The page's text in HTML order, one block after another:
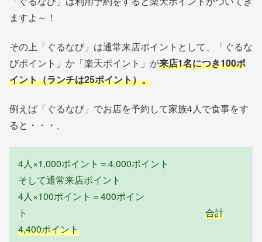
ますよ～！
その上「ぐるなび」は通常来店ポイントとして、「ぐるな
びポイント」か「楽天ポイント」が来店1名につき100ポ
イント（ランチは25ポイント）。
例えば「ぐるなび」でお店を予約して家族4人で食事をす
ると・・・、
4人×1,000ポイント＝4,000ポイント
そして通常来店ポイント
4人×100ポイント＝400ポイン
ト 合計
4,400ポイント